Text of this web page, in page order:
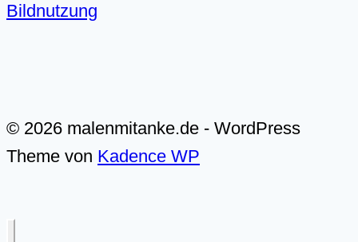
Bildnutzung
© 2026 malenmitanke.de - WordPress
Theme von Kadence WP